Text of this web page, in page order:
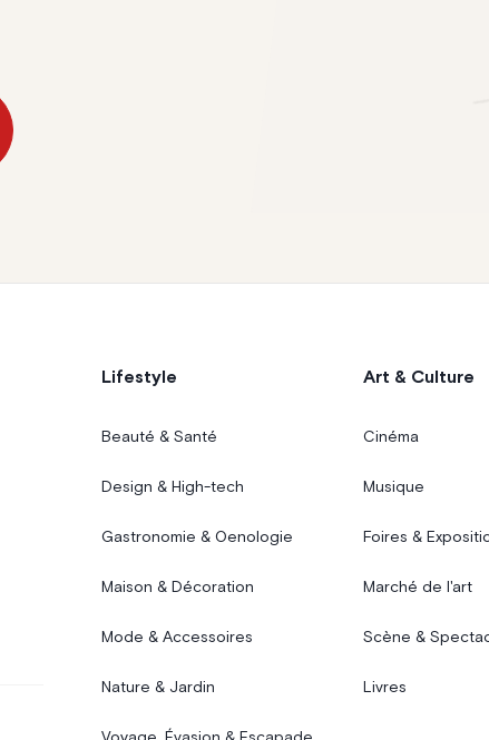
Lifestyle
Beauté & Santé
Design & High-tech
Gastronomie & Oenologie
Maison & Décoration
Mode & Accessoires
Nature & Jardin
Art & Culture
Cinéma
Musique
Foires &
Marché de l'art
Scène &
Livres